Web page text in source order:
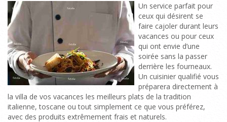
Un service parfait pour
ceux qui désirent se
faire cajoler durant leurs
vacances ou pour ceux
qui ont envie d’une
soirée sans la passer
derrière les fourneaux.
Un cuisinier qualifié vous
préparera directement à
la villa de vos vacances les meilleurs plats de la tradition
italienne, toscane ou tout simplement ce que vous préférez,
avec des produits extrêmement frais et naturels.